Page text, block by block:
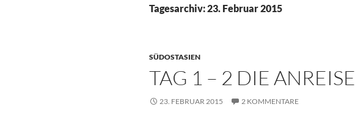
Tagesarchiv: 23. Februar 2015
SÜDOSTASIEN
TAG 1 – 2 DIE ANREISE
23. FEBRUAR 2015 2 KOMMENTARE